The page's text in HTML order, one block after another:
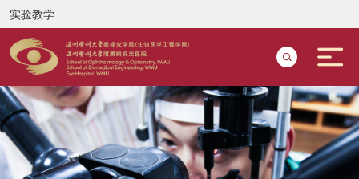
实验教学